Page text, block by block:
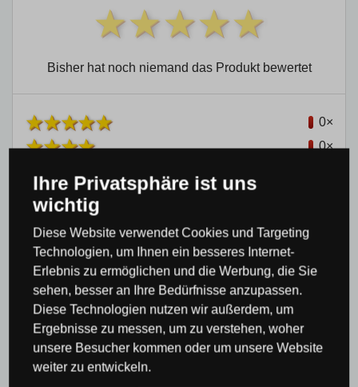
Bisher hat noch niemand das Produkt bewertet
0×
0×
Produktkategorie
Deckenleuchten & Deckenlampen
Ihre Privatsphäre ist uns
wichtig
Diese Website verwendet Cookies und Targeting
Technologien, um Ihnen ein besseres Internet-
Erlebnis zu ermöglichen und die Werbung, die Sie
sehen, besser an Ihre Bedürfnisse anzupassen.
Diese Technologien nutzen wir außerdem, um
Ergebnisse zu messen, um zu verstehen, woher
unsere Besucher kommen oder um unsere Website
weiter zu entwickeln.